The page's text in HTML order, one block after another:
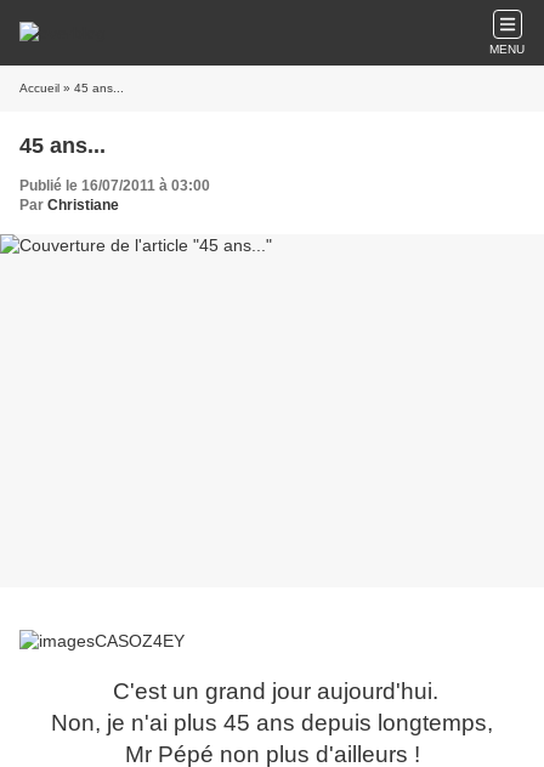
MENU
Accueil » 45 ans...
45 ans...
Publié le 16/07/2011 à 03:00
Par Christiane
C'est un grand jour aujourd'hui.
Non, je n'ai plus 45 ans depuis longtemps,
Mr Pépé non plus d'ailleurs !